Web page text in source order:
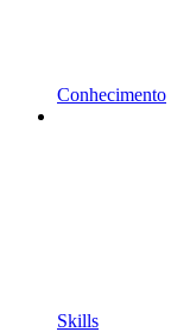
Conhecimento
Skills